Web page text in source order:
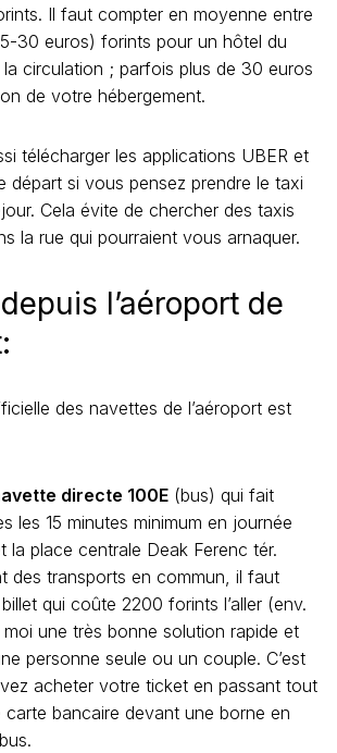
Il faut compter en moyenne entre
30 euros) forints pour un hôtel du
circulation ; parfois plus de 30 euros
de votre hébergement.
télécharger les applications UBER et
départ si vous pensez prendre le taxi
Cela évite de chercher des taxis
la rue qui pourraient vous arnaquer.
l’aéroport de
des navettes de l’aéroport est
directe 100E (bus) qui fait
les 15 minutes minimum en journée
la place centrale Deak Ferenc tér.
des transports en commun, il faut
qui coûte 2200 forints l’aller (env.
moi une très bonne solution rapide et
personne seule ou un couple. C’est
acheter votre ticket en passant tout
carte bancaire devant une borne en